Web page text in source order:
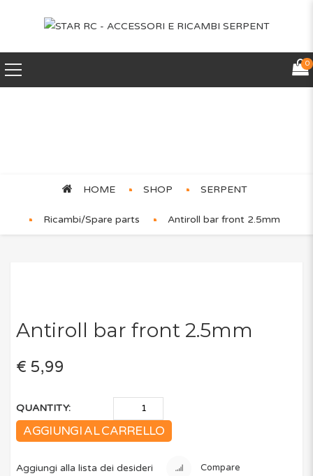
0
HOME SHOP SERPENT
Ricambi/Spare parts Antiroll bar front 2.5mm
Antiroll bar front 2.5mm
€ 5,99
QUANTITY:
AGGIUNGI AL CARRELLO
Aggiungi alla lista dei desideri Compare